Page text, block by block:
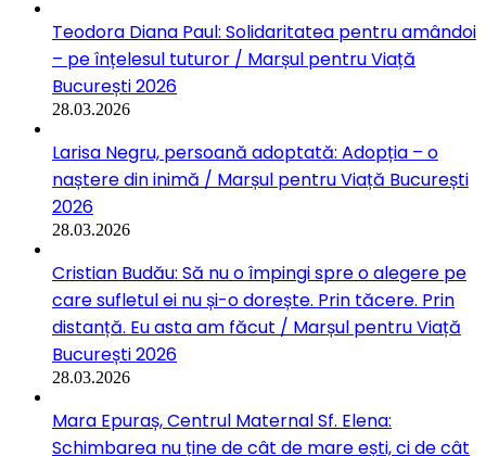
Teodora Diana Paul: Solidaritatea pentru amândoi
– pe înțelesul tuturor / Marșul pentru Viață
București 2026
28.03.2026
Larisa Negru, persoană adoptată: Adopția – o
naștere din inimă / Marșul pentru Viață București
2026
28.03.2026
Cristian Budău: Să nu o împingi spre o alegere pe
care sufletul ei nu și-o dorește. Prin tăcere. Prin
distanță. Eu asta am făcut / Marșul pentru Viață
București 2026
28.03.2026
Mara Epuraș, Centrul Maternal Sf. Elena:
Schimbarea nu ține de cât de mare ești, ci de cât